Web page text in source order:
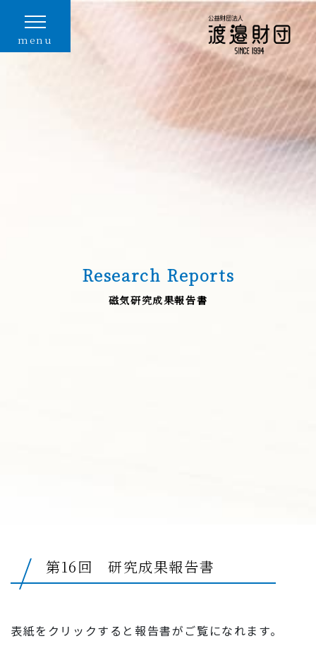
menu
Research Reports
磁気研究成果報告書
第16回 研究成果報告書
表紙をクリックすると報告書がご覧になれます。